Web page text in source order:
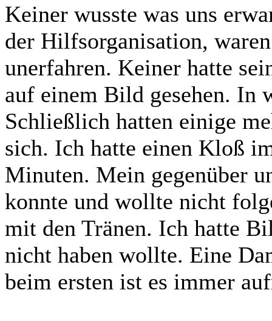
Keiner wusste was uns
der Hilfsorganisation,
unerfahren. Keiner hatte
auf einem Bild gesehen. In
Schließlich hatten einige
sich. Ich hatte einen Kloß
Minuten. Mein gegenüber
konnte und wollte nicht
mit den Tränen. Ich hatte
nicht haben wollte. Eine
beim ersten ist es immer